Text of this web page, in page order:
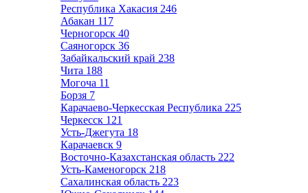
Республика Хакасия 246
Абакан 117
Черногорск 40
Саяногорск 36
Забайкальский край 238
Чита 188
Могоча 11
Борзя 7
Карачаево-Черкесская Республика 225
Черкесск 121
Усть-Джегута 18
Карачаевск 9
Восточно-Казахстанская область 222
Усть-Каменогорск 218
Сахалинская область 223